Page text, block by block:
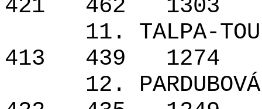
421
462
1303
11. TALPA-
413
439
1274
12.